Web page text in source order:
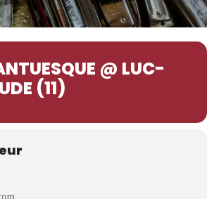
@ LUC-
(11)